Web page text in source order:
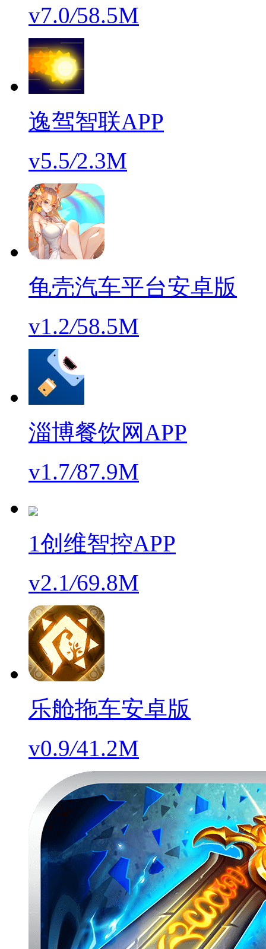
v7.0/58.5M
逸驾智联APP
v5.5/2.3M
龟壳汽车平台安卓版
v1.2/58.5M
淄博餐饮网APP
v1.7/87.9M
1创维智控APP
v2.1/69.8M
乐舱拖车安卓版
v0.9/41.2M